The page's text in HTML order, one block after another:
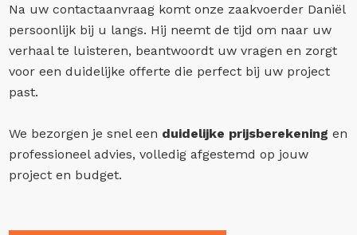
Na uw contactaanvraag komt onze zaakvoerder Daniël
persoonlijk bij u langs. Hij neemt de tijd om naar uw
verhaal te luisteren, beantwoordt uw vragen en zorgt
voor een duidelijke offerte die perfect bij uw project
past.
We bezorgen je snel een duidelijke prijsberekening en
professioneel advies, volledig afgestemd op jouw
project en budget.